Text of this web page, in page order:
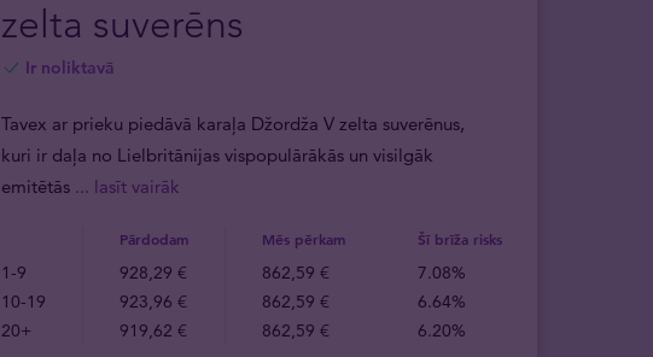
zelta suverēns
Ir noliktavā
Tavex ar prieku piedāvā karaļa Džordža V zelta suverēnus,
kuri ir daļa no Lielbritānijas vispopulārākās un visilgāk
emitētās ... lasīt vairāk
Pārdodam Mēs pērkam Šī brīža risks
1-9 928,29 € 862,59 €
7.08%
10-19
923,96 € 862,59 €
6.64%
20+
919,62 € 862,59 € 6.20%